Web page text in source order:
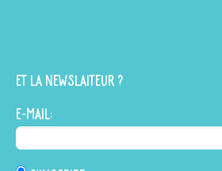
Et la newslaiteur ?
E-mail: